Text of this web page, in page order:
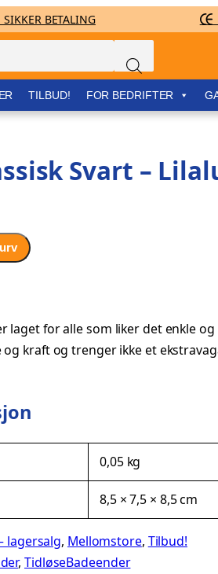
BETALING
TILBUD! FOR BEDRIFTER
Svart –
laget for alle som liker det enkle
kraft og trenger ikke et
0,05 kg
8,5 × 7,5 × 8,5 cm
lagersalg, Mellomstore, Tilbud!
, TidløseBadeender